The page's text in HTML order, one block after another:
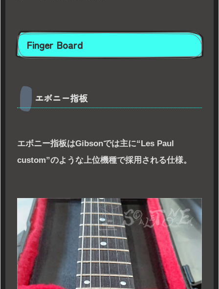
Finger Board
エボニー指板
エボニー指板はGibsonでは主に“Les Paul
custom”のような上位機種で採用される仕様。